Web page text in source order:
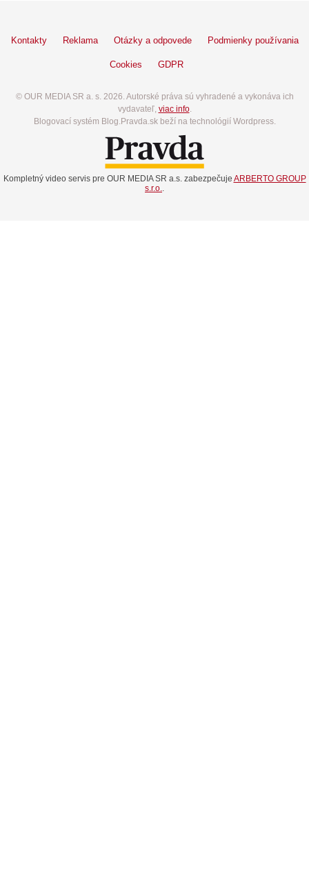
Kontakty Reklama Otázky a odpovede Podmienky používania
Cookies GDPR
© OUR MEDIA SR a. s. 2026. Autorské práva sú vyhradené a vykonáva ich
vydavateľ, viac info.
Blogovací systém Blog.Pravda.sk beží na technológií Wordpress.
Kompletný video servis pre OUR MEDIA SR a.s. zabezpečuje ARBERTO GROUP
s.r.o..